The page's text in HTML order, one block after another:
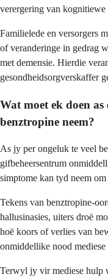
verergering van kognitiewe
Familielede en versorgers
of veranderinge in gedrag
met demensie. Hierdie
gesondheidsorgverskaffer
Wat moet ek doen
benztropine neem?
As jy per ongeluk te veel
gifbeheersentrum
simptome kan tyd neem
Tekens van benztropine-
hallusinasies, uiters droë
hoë koors of verlies van
onmiddellike nood mediese
Terwyl jy vir mediese hulp